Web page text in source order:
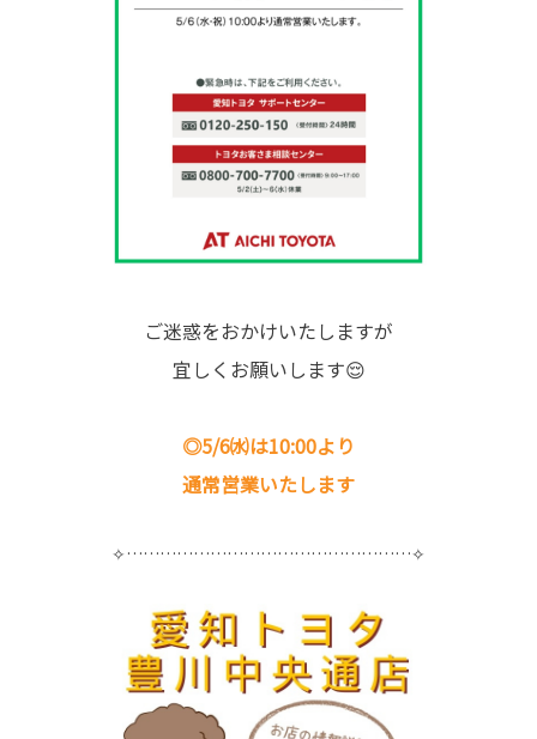
ご迷惑をおかけいたしますが
宜しくお願いします😌
◎5/6㈬は10:00より
通常営業いたします
✧……………………………………………✧